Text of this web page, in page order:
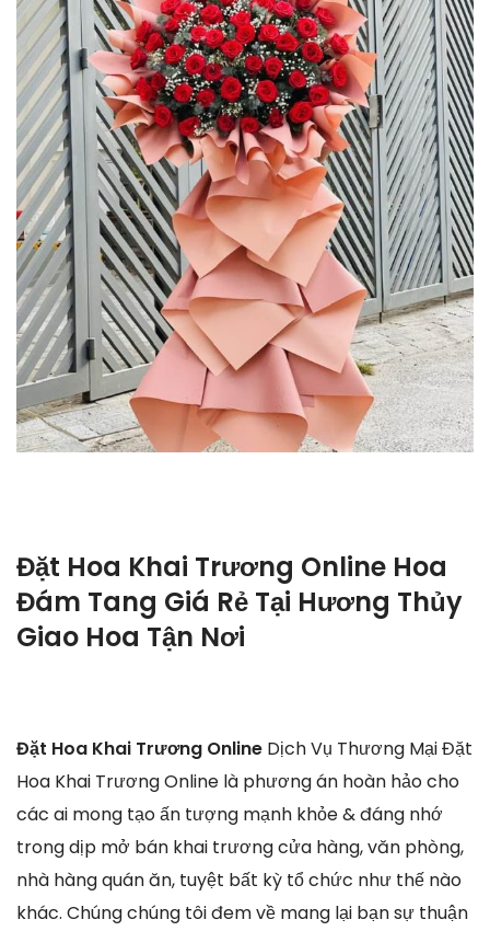
Đặt Hoa Khai Trương Online Hoa
Đám Tang Giá Rẻ Tại Hương Thủy
Giao Hoa Tận Nơi
Đặt Hoa Khai Trương Online Dịch Vụ Thương Mại Đặt
Hoa Khai Trương Online là phương án hoàn hảo cho
các ai mong tạo ấn tượng mạnh khỏe & đáng nhớ
trong dịp mở bán khai trương cửa hàng, văn phòng,
nhà hàng quán ăn, tuyệt bất kỳ tổ chức như thế nào
khác. Chúng chúng tôi đem về mang lại bạn sự thuận